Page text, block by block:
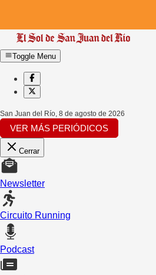
Toggle Menu
San Juan del Río, 8 de agosto de 2026
VER MÁS PERIÓDICOS
Cerrar
Newsletter
Circuito Running
Podcast